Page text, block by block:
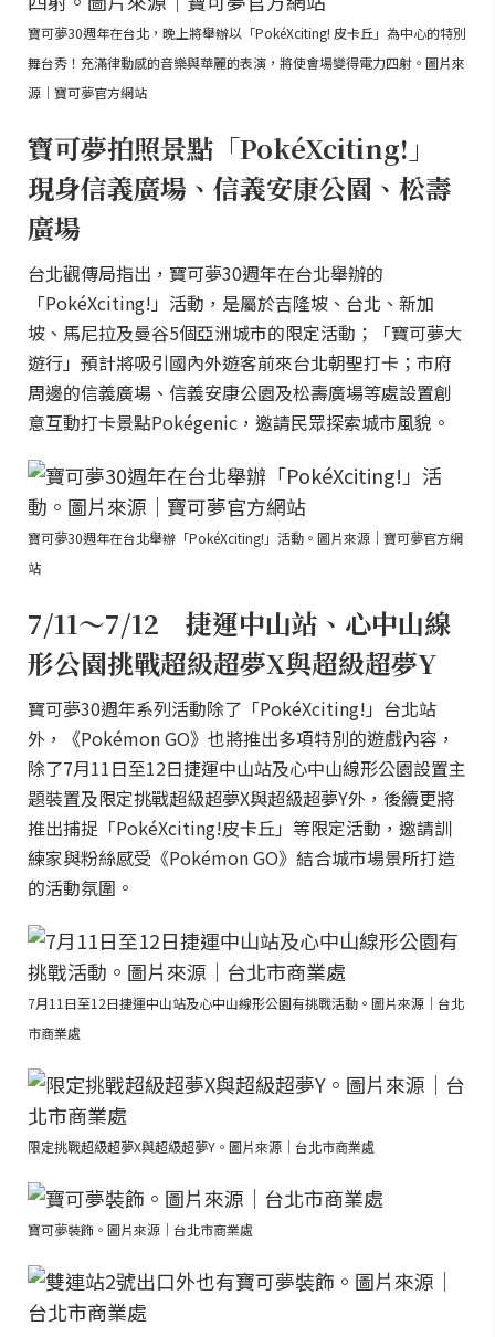
寶可夢30週年在台北，晚上將舉辦以「PokéXciting! 皮卡丘」為中心的特別
舞台秀！充滿律動感的音樂與華麗的表演，將使會場變得電力四射。圖片來
源｜寶可夢官方網站
寶可夢拍照景點「PokéXciting!」
現身信義廣場、信義安康公園、松壽
廣場
台北觀傳局指出，寶可夢30週年在台北舉辦的
「PokéXciting!」活動，是屬於吉隆坡、台北、新加
坡、馬尼拉及曼谷5個亞洲城市的限定活動；「寶可夢大
遊行」預計將吸引國內外遊客前來台北朝聖打卡；市府
周邊的信義廣場、信義安康公園及松壽廣場等處設置創
意互動打卡景點Pokégenic，邀請民眾探索城市風貌。
寶可夢30週年在台北舉辦「PokéXciting!」活動。圖片來源｜寶可夢官方網
站
7/11～7/12 捷運中山站、心中山線
形公園挑戰超級超夢X與超級超夢Y
寶可夢30週年系列活動除了「PokéXciting!」台北站
外，《Pokémon GO》也將推出多項特別的遊戲內容，
除了7月11日至12日捷運中山站及心中山線形公園設置主
題裝置及限定挑戰超級超夢X與超級超夢Y外，後續更將
推出捕捉「PokéXciting!皮卡丘」等限定活動，邀請訓
練家與粉絲感受《Pokémon GO》結合城市場景所打造
的活動氛圍。
7月11日至12日捷運中山站及心中山線形公園有挑戰活動。圖片來源｜台北
市商業處
限定挑戰超級超夢X與超級超夢Y。圖片來源｜台北市商業處
寶可夢裝飾。圖片來源｜台北市商業處